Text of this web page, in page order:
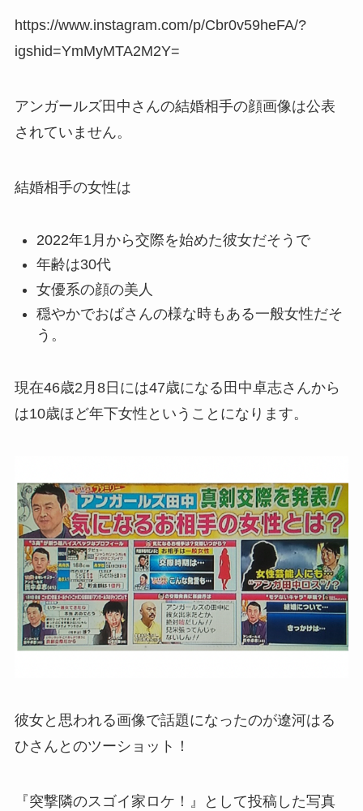
https://www.instagram.com/p/Cbr0v59heFA/?
igshid=YmMyMTA2M2Y=
アンガールズ田中さんの結婚相手の顔画像は公表
されていません。
結婚相手の女性は
2022年1月から交際を始めた彼女だそうで
年齢は30代
女優系の顔の美人
穏やかでおばさんの様な時もある一般女性だそ
う。
現在46歳2月8日には47歳になる田中卓志さんから
は10歳ほど年下女性ということになります。
彼女と思われる画像で話題になったのが遼河はる
ひさんとのツーショット！
『突撃隣のスゴイ家ロケ！』として投稿した写真